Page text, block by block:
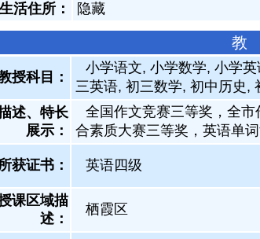
活住所：
隐藏
授科目：
小学语文, 小学数学, 小学
三英语, 初三数学, 初中历史,
述、特长
展示 ：
全国作文竞赛三等奖，全
合素质大赛三等奖，英语单
获证书 ： 英语四级
课区域描
述：
栖霞区